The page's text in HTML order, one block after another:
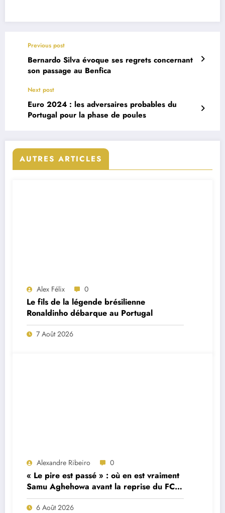
Previous post
Bernardo Silva évoque ses regrets concernant
son passage au Benfica
Next post
Euro 2024 : les adversaires probables du
Portugal pour la phase de poules
AUTRES ARTICLES
Alex Félix 0
Le fils de la légende brésilienne
Ronaldinho débarque au Portugal
7 Août 2026
Alexandre Ribeiro 0
« Le pire est passé » : où en est vraiment
Samu Aghehowa avant la reprise du FC
Porto ?
6 Août 2026